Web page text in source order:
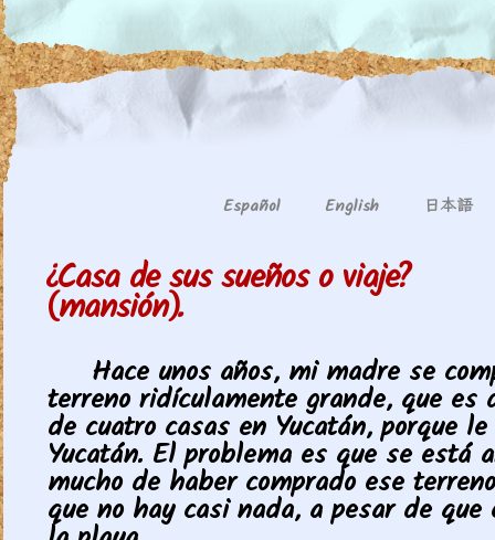
Español English 日本語
¿Casa de sus sueños o viaje?
(mansión).
Hace unos años, mi madre se
terreno ridículamente grande, que es
de cuatro casas en Yucatán, porque
Yucatán. El problema es que se está
mucho de haber comprado ese
que no hay casi nada, a pesar de